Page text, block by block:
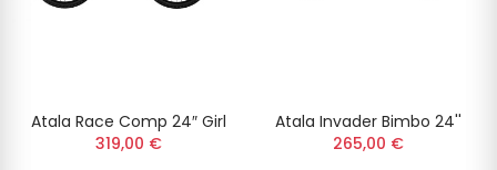
Atala Race Comp 24″ Girl
319,00 €
Atala Invader Bimbo 24''
265,00 €